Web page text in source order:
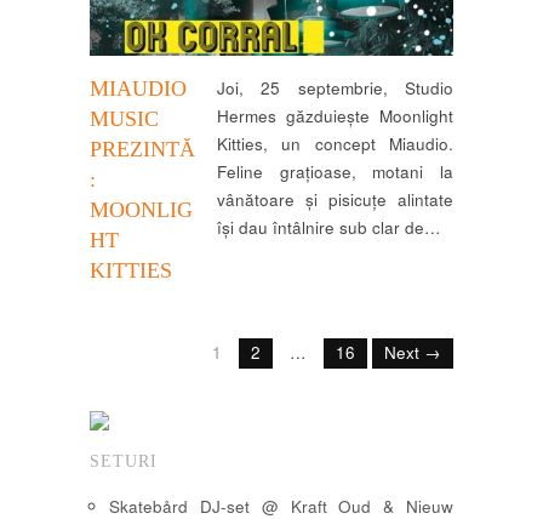
MIAUDIO
MUSIC
PREZINTĂ
:
MOONLIG
HT
KITTIES
Joi, 25 septembrie, Studio
Hermes găzduiește Moonlight
Kitties, un concept Miaudio.
Feline grațioase, motani la
vânătoare și pisicuțe alintate
își dau întâlnire sub clar de…
1 2 … 16 Next →
SETURI
Skatebård DJ-set @ Kraft Oud & Nieuw